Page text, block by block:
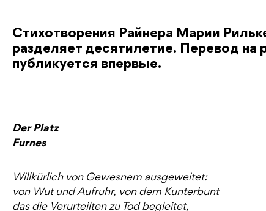
Стихотворения Райнера Марии
разделяет десятилетие. Перевод
публикуется впервые.
Der Platz
Furnes
Willkürlich von Gewesnem ausgeweitet:
von Wut und Aufruhr, von dem Kunterbunt
das die Verurteilten zu Tod begleitet,